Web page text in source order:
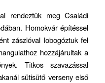
rendeztük meg Családi
Homokvár építéssel
zászlóval lobogóztuk fel
hozzájárultak a
Titkos szavazással
sütisütő verseny első